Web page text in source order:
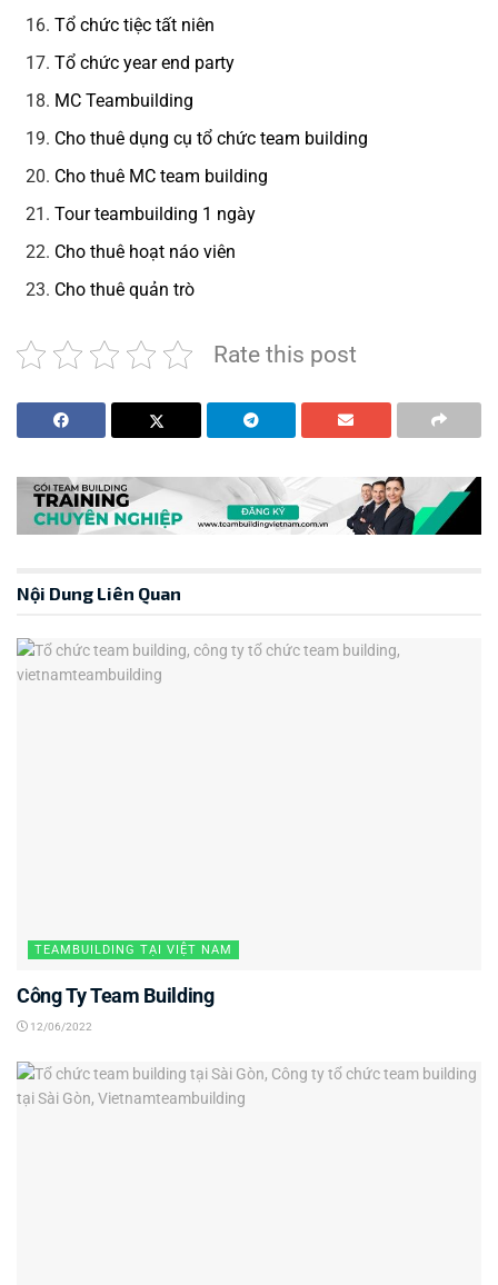
Tổ chức tiệc tất niên
Tổ chức year end party
MC Teambuilding
Cho thuê dụng cụ tổ chức team building
Cho thuê MC team building
Tour teambuilding 1 ngày
Cho thuê hoạt náo viên
Cho thuê quản trò
Rate this post
Nội Dung Liên Quan
TEAMBUILDING TẠI VIỆT NAM
Công Ty Team Building
12/06/2022